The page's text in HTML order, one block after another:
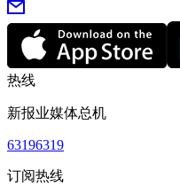
热线
新报业媒体总机
63196319
订阅热线